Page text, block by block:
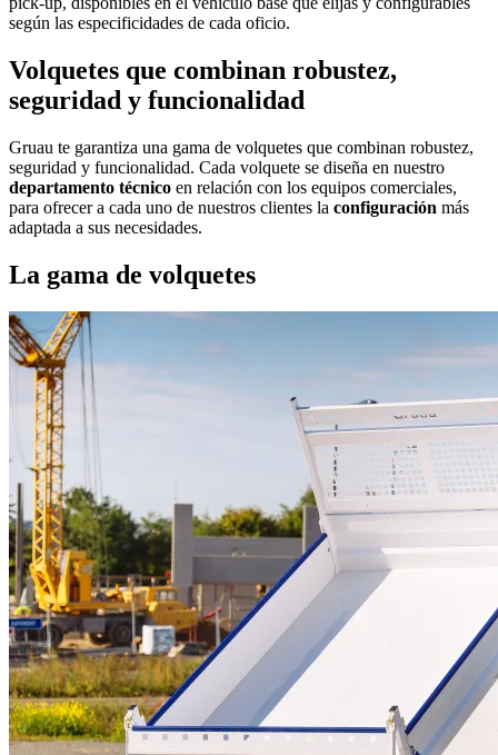
según las especificidades de cada oficio.
Volquetes que combinan robustez,
seguridad y funcionalidad
Gruau te garantiza una gama de volquetes que combinan robustez,
seguridad y funcionalidad. Cada volquete se diseña en nuestro
departamento técnico en relación con los equipos comerciales,
para ofrecera cada uno de nuestros clientes la configuración más
adaptada a sus necesidades.
La gama de volquetes